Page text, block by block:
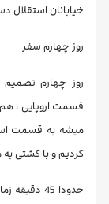
خیابانان استقلال
روز چهارم سفر
روز چهارم تصمیم
قسمت اروپایی ،
میشه به قسمت
کردیم و با کشتی
حدودا 45